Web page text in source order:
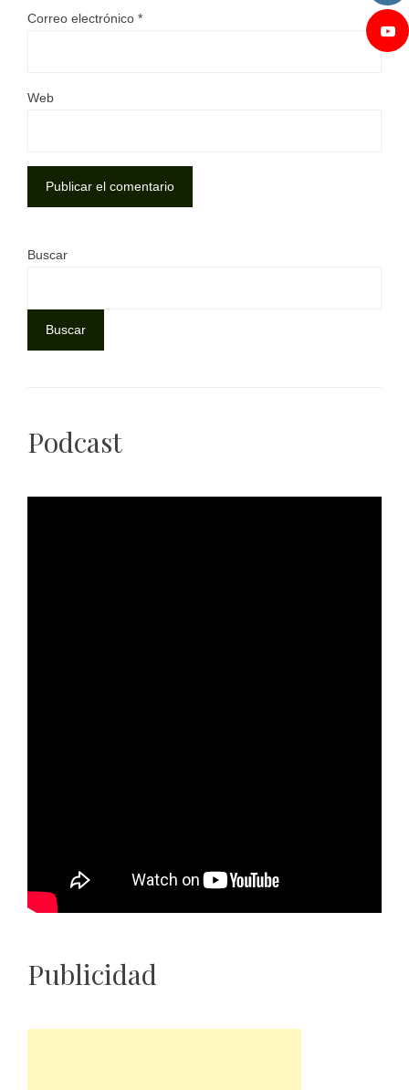
Correo electrónico *
Web
Buscar
Buscar
Podcast
Publicidad